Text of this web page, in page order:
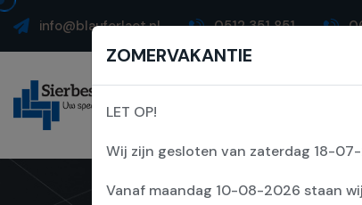
info@blauforlaet.nl 0512 351 851
ZOMERVAKANTIE
LET OP!
Wij zijn gesloten van zaterdag 18-
Vanaf maandag 10-08-2026 staan